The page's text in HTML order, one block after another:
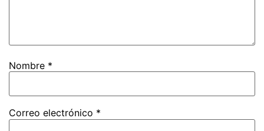
Nombre *
Correo electrónico *